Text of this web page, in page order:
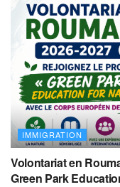
IMMIGRATION
Volontariat en
Green Park